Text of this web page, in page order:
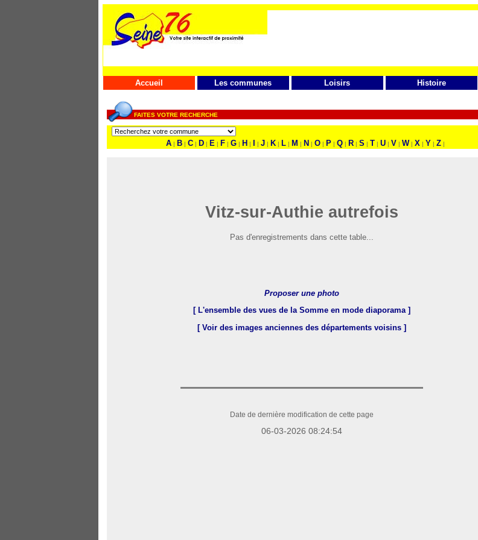
Accueil Les communes Loisirs Histoire
FAITES VOTRE RECHERCHE
A | B | C | D | E | F | G | H | | J | K | L | M | N | O | P | Q | R | S | T | U | V | W | X | Y | Z |
Vitz-sur-Authie autrefois
Pas d'enregistrements dans cette table...
Proposer une photo
[ L'ensemble des vues de la Somme en mode diaporama ]
[ Voir des images anciennes des départements voisins ]
Date de dernière modification de cette page
06-03-2026 08:24:54